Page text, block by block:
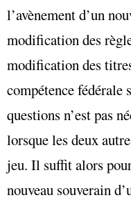
l’avènement d’un
modification des
modification des
compétence fédérale
questions n’est pas
lorsque les deux
jeu. Il suffit alors
nouveau souverain